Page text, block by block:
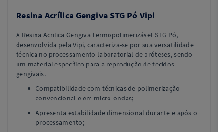
Resina Acrílica Gengiva STG Pó Vipi
A Resina Acrílica Gengiva Termopolimerizável STG Pó,
desenvolvida pela Vipi, caracteriza-se por sua versatilidade
técnica no processamento laboratorial de próteses, sendo
um material específico para a reprodução de tecidos
gengivais.
Compatibilidade com técnicas de polimerização
convencional e em micro-ondas;
Apresenta estabilidade dimensional durante e após o
processamento;